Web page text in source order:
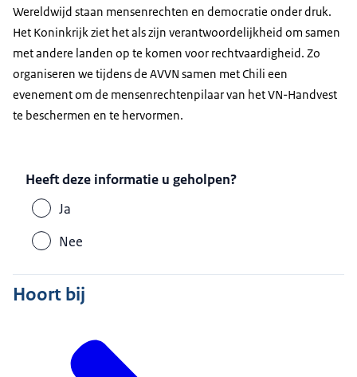
Wereldwijd staan mensenrechten en democratie onder druk.
Het Koninkrijk ziet het als zijn verantwoordelijkheid om samen
met andere landen op te komen voor rechtvaardigheid. Zo
organiseren we tijdens de AVVN samen met Chili een
evenement om de mensenrechtenpilaar van het VN-Handvest
te beschermen en te hervormen.
Heeft deze informatie u geholpen?
Ja
Nee
Hoort bij